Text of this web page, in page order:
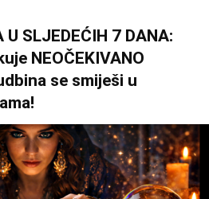
SLJEDEĆIH 7 DANA:
NEOČEKIVANO
se smiješi u